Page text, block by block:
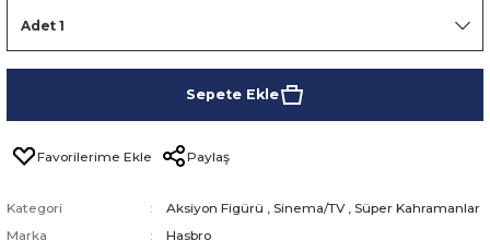
Sepete Ekle
Paylaş
Kategori Aksiyon Figürü , Sinema/TV , Süper Kahramanlar
Marka
Hasbro